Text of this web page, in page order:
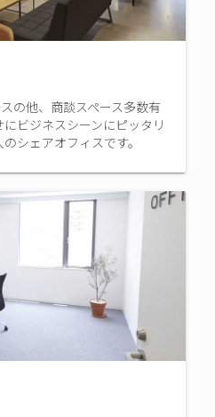
の他、商談スペース多数有
ビジネスシーンにピッタリ
シェアオフィスです。